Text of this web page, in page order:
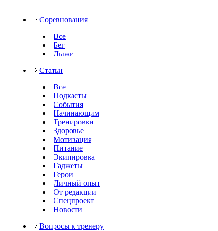
Соревнования
Все
Бег
Лыжи
Статьи
Все
Подкасты
События
Начинающим
Тренировки
Здоровье
Мотивация
Питание
Экипировка
Гаджеты
Герои
Личный опыт
От редакции
Спецпроект
Новости
Вопросы к тренеру